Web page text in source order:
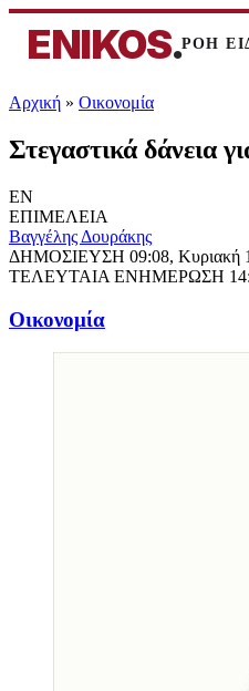
ENIKOS.ΡΟΗ
Αρχική » Oικονομία
Στεγαστικά δάνεια
EN
ΕΠΙΜΕΛΕΙΑ
Βαγγέλης Δουράκης
ΔΗΜΟΣΙΕΥΣΗ 09:08, Κυριακή
ΤΕΛΕΥΤΑΙΑ ΕΝΗΜΕΡΩΣΗ
Oικονομία